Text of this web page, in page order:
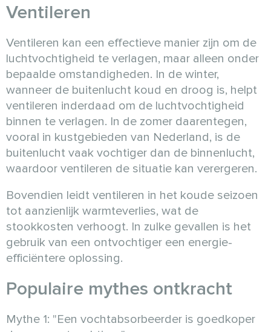
Ventileren
Ventileren kan een effectieve manier zijn om de
luchtvochtigheid te verlagen, maar alleen onder
bepaalde omstandigheden. In de winter,
wanneer de buitenlucht koud en droog is, helpt
ventileren inderdaad om de luchtvochtigheid
binnen te verlagen. In de zomer daarentegen,
vooral in kustgebieden van Nederland, is de
buitenlucht vaak vochtiger dan de binnenlucht,
waardoor ventileren de situatie kan verergeren.
Bovendien leidt ventileren in het koude seizoen
tot aanzienlijk warmteverlies, wat de
stookkosten verhoogt. In zulke gevallen is het
gebruik van een ontvochtiger een energie-
efficiëntere oplossing.
Populaire mythes ontkracht
Mythe 1: "Een vochtabsorbeerder is goedkoper